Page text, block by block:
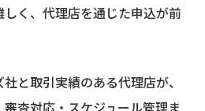
く、代理店を通じた申込が前
と取引実績のある代理店が、
査対応・スケジュール管理ま